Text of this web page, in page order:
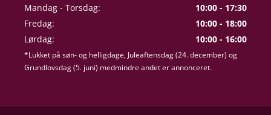
Mandag - Torsdag:
10:00 - 17:30
Fredag:
10:00 - 18:00
Lørdag:
10:00 - 16:00
*Lukket på søn- og helligdage, Juleaftensdag (24. december) og
Grundlovsdag (5. juni) medmindre andet er annonceret.